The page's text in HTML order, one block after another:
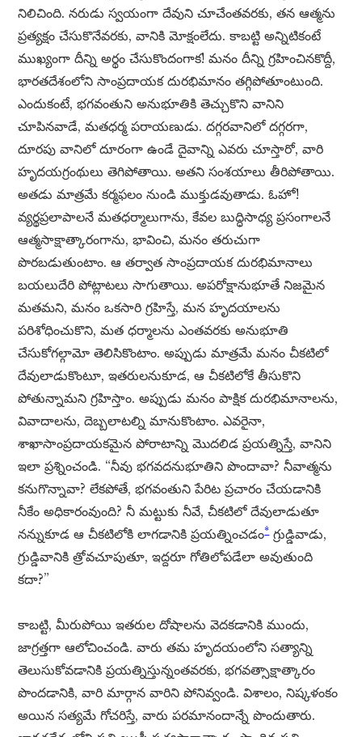
నిలిచింది. నరుడు స్వయంగా దేవుని చూచేంతవరకు, తన ఆత్మను
ప్రత్యక్షం చేసుకొనేవరకు, వానికి మోక్షంలేదు. కాబట్టి అన్నిటికంటే
ముఖ్యంగా దీన్ని అర్థం చేసుకొందంగాక! మనం దీన్ని గ్రహించినకొద్దీ,
భారతదేశంలోని సాంప్రదాయక దురభిమానం తగ్గిపోతూంటుంది.
ఎందుకంటే, భగవంతుని అనుభూతికి తెచ్చుకొని వానిని
చూపినవాడే, మతధర్మ పరాయణుడు. దగ్గరవానిలో దగ్గరగా,
దూరపు వానిలో దూరంగా ఉండే దైవాన్ని ఎవరు చూస్తారో, వారి
హృదయగ్రంథులు తెగిపోతాయి. అతని సంశయాలు తీరిపోతాయి.
అతడు మాత్రమే కర్మఫలం నుండి ముక్తుడవుతాడు. ఓహో!
వ్యర్థప్రలాపాలనే మతధర్మాలుగాను, కేవల బుద్ధిసాధ్య ప్రసంగాలనే
ఆత్మసాక్షాత్కారంగాను, భావించి, మనం తరుచుగా
పొరబడుతుంటాం. ఆ తర్వాత సాంప్రదాయక దురభిమానాలు
బయలుదేరి పోట్లాటలు సాగుతాయి. అపరోక్షానుభూతే నిజమైన
మతమని, మనం ఒకసారి గ్రహిస్తే, మన హృదయాలను
పరిశోధించుకొని, మత ధర్మాలను ఎంతవరకు అనుభూతి
చేసుకోగల్గామో తెలిసికొంటాం. అప్పుడు మాత్రమే మనం చీకటిలో
దేవులాడుకొంటూ, ఇతరులనుకూడ, ఆ చీకటిలోకే తీసుకొని
పోతున్నామని గ్రహిస్తాం. అప్పుడు మనం పాక్షిక దురభిమానాలను,
వివాదాలను, దెబ్బలాటల్ని మానుకొంటాం. ఎవరైనా,
శాఖాసాంప్రదాయకమైన పోరాటాన్ని మొదలిడ ప్రయత్నిస్తే, వానిని
ఇలా ప్రశ్నించండి. “నీవు భగవదనుభూతిని పొందావా? నీవాత్మను
కనుగొన్నావా? లేకపోతే, భగవంతుని పేరిట ప్రచారం చేయడానికి
నీకేం అధికారంవుంది? నీ మట్టుకు నీవే, చీకటిలో దేవులాడుతూ
నన్నుకూడ ఆ చీకటిలోకి లాగడానికి ప్రయత్నించడం*గ్రుడ్డివాడు,
గ్రుడ్డివానికి త్రోవచూపుతూ, ఇద్దరూ గోతిలోపడేలా అవుతుంది
కదా?”
కాబట్టి, మీరుపోయి ఇతరుల దోషాలను వెదకడానికి ముందు,
జాగ్రత్తగా ఆలోచించండి. వారు తమ హృదయంలోని సత్యాన్ని
తెలుసుకోవడానికి ప్రయత్నిస్తున్నంతవరకు, భగవత్సాక్షాత్కారం
పొందడానికి, వారి మార్గాన వారిని పోనివ్వండి. విశాలం, నిష్కళంకం
అయిన సత్యమే గోచరిస్తే, వారు పరమానందాన్నే పొందుతారు.